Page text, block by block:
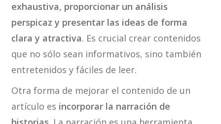
exhaustiva, proporcionar un análisis
perspicaz y presentar las ideas de forma
clara y atractiva. Es crucial crear contenidos
que no sólo sean informativos, sino también
entretenidos y fáciles de leer.
Otra forma de mejorar el contenido de un
artículo es incorporar la narración de